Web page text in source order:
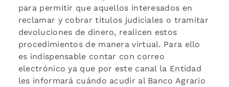
para permitir que aquellos interesados en
reclamar y cobrar títulos judiciales o tramitar
devoluciones de dinero, realicen estos
procedimientos de manera virtual. Para ello
es indispensable contar con correo
electrónico ya que por este canal la Entidad
les informará cuándo acudir al Banco Agrario